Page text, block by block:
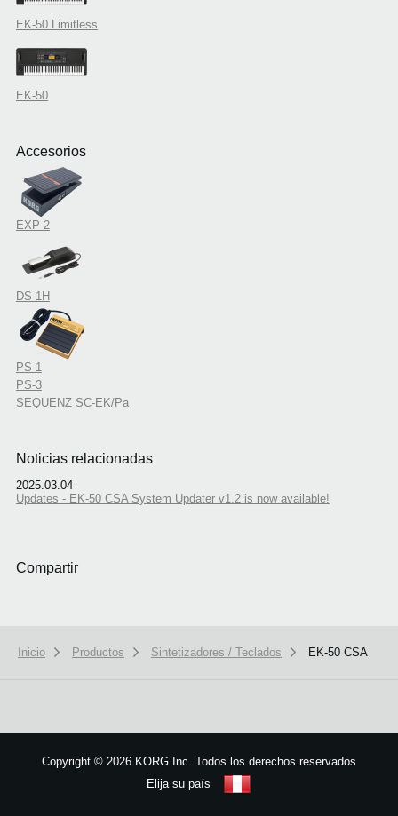
EK-50 Limitless
EK-50
Accesorios
EXP-2
DS-1H
PS-1
PS-3
SEQUENZ SC-EK/Pa
Noticias relacionadas
2025.03.04
Updates - EK-50 CSA System Updater v1.2 is now available!
Compartir
Inicio Productos Sintetizadores / Teclados EK-50 CSA
Copyright © 2026 KORG Inc. Todos los derechos reservados
Elija su país
Got it